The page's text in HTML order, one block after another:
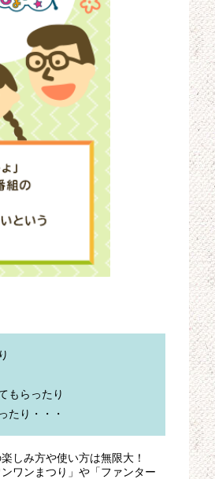
もらったり
しみ方や使い方は無限大！
ワンまつり」や「ファンター